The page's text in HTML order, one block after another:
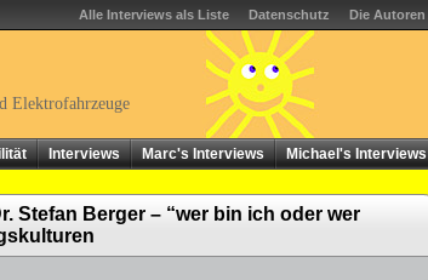
Alle Interviews als Liste Datenschutz Die Autoren
Elektrofahrzeuge
Interviews Marc's Interviews Michael's Interviews
Stefan Berger – “wer bin ich oder wer